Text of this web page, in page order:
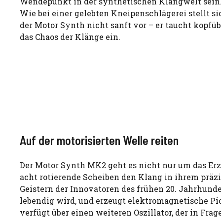
Wie bei einer gelebten Kneipenschlägerei stellt
der Motor Synth nicht sanft vor – er taucht
das Chaos der Klänge ein.
Auf der motorisierten Welle reiten
Der Motor Synth MK2 geht es nicht nur um das
acht rotierende Scheiben den Klang in ihrem
Geistern der Innovatoren des frühen 20.
lebendig wird, und erzeugt elektromagnetische
verfügt über einen weiteren Oszillator, der in